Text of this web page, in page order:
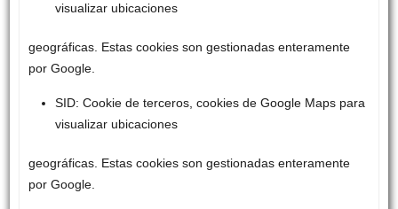
visualizar ubicaciones
geográficas. Estas cookies son gestionadas enteramente
por Google.
SID: Cookie de terceros, cookies de Google Maps para
visualizar ubicaciones
geográficas. Estas cookies son gestionadas enteramente
por Google.